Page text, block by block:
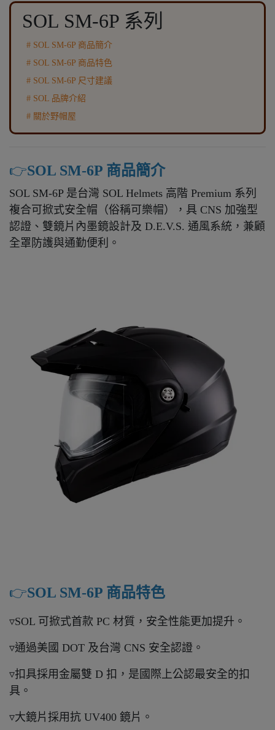
SOL SM-6P 系列
# SOL SM-6P 商品簡介
# SOL SM-6P 商品特色
# SOL SM-6P 尺寸建議
# SOL 品牌介紹
# 關於野帽屋
👉️SOL SM-6P 商品簡介
SOL SM-6P 是台灣 SOL Helmets 高階 Premium 系列
複合可掀式安全帽（俗稱可樂帽），具 CNS 加強型
認證、雙鏡片內墨鏡設計及 D.E.V.S. 通風系統，兼顧
全罩防護與通勤便利。
👉️SOL SM-6P 商品特色
▿SOL 可掀式首款 PC 材質，安全性能更加提升。
▿通過美國 DOT 及台灣 CNS 安全認證。
▿扣具採用金屬雙 D 扣，是國際上公認最安全的扣
具。
▿大鏡片採用抗 UV400 鏡片。